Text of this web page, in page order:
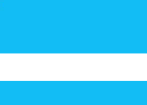
mengapa ingin memiliki